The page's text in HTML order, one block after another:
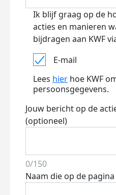
Ik blijf graag op de
acties en manieren
bijdragen aan KWF
E-mail
Lees hier hoe KWF
persoonsgegevens.
Jouw bericht op de
(optioneel)
0/150
Naam die op de